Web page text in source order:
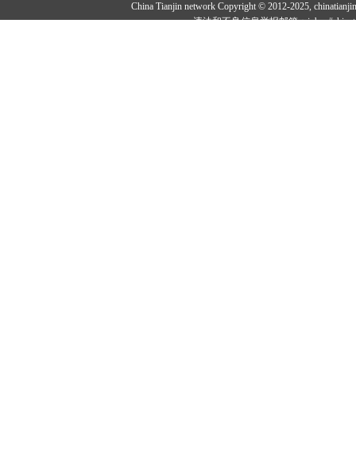
China Tianjin network Copyright © 2012-2025,
违法和不良信息举报邮箱：